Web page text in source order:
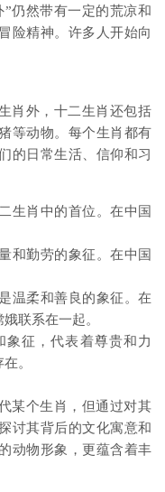
仍然带有一定的荒凉和
险精神。许多人开始向
肖外，十二生肖还包括
等动物。每个生肖都有
的日常生活、信仰和习
生肖中的首位。在中国
和勤劳的象征。在中国
温柔和善良的象征。在
联系在一起。
征，代表着尊贵和力
。
某个生肖，但通过对其
讨其背后的文化寓意和
动物形象，更蕴含着丰